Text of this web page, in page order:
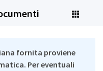
fornita proviene
Per eventuali